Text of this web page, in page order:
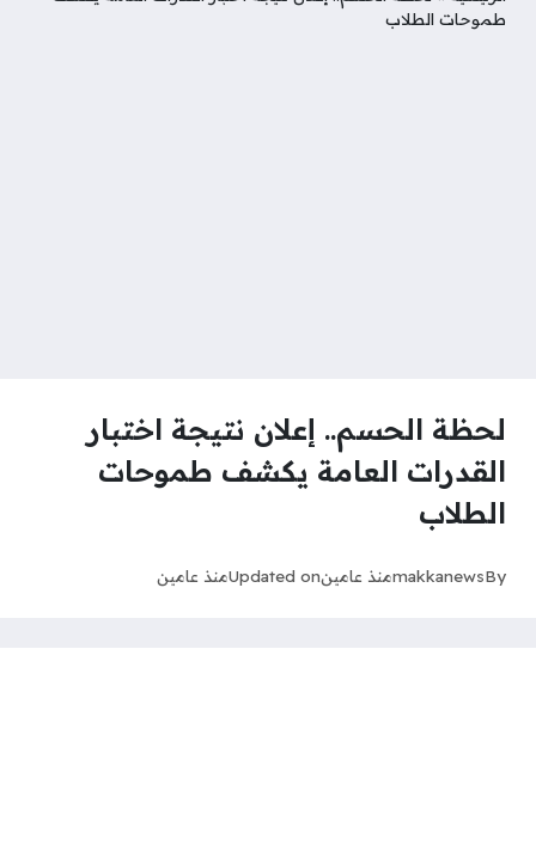
طموحات الطلاب
لحظة الحسم.. إعلان نتيجة اختبار
القدرات العامة يكشف طموحات
الطلاب
By
makkanewsمنذ عامينUpdated onمنذ عامين